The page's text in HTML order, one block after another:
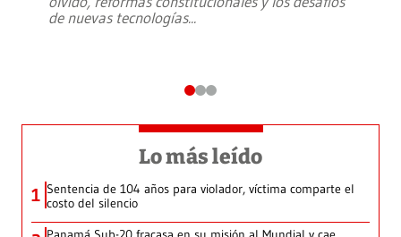
de nuevas tecnologías...
Lo más leído
1 Sentencia de 104 años para violador, víctima comparte el
costo del silencio